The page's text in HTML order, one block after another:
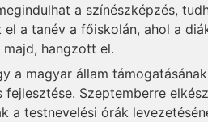
a színészképzés,
a tanév a főiskolán, ahol a
hangzott el.
a magyar állam
Szeptemberre
a testnevelési órák